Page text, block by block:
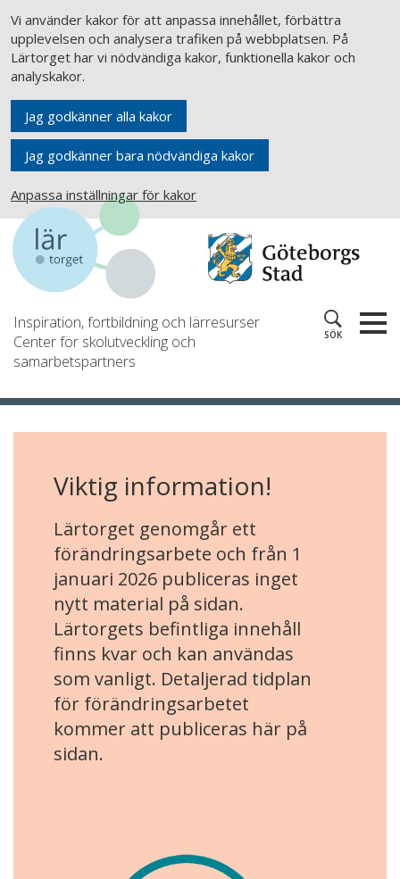
Vi använder kakor för att anpassa innehållet, förbättra
upplevelsen och analysera trafiken på webbplatsen. På
Lärtorget har vi nödvändiga kakor, funktionella kakor och
analyskakor.
Jag godkänner alla kakor
Jag godkänner bara nödvändiga kakor
Anpassa inställningar för kakor
Inspiration, fortbildning och lärresurser
Center för skolutveckling och
samarbetspartners
SÖK
Viktig information!
Lärtorget genomgår ett
förändringsarbete och från 1
januari 2026 publiceras inget
nytt material på sidan.
Lärtorgets befintliga innehåll
finns kvar och kan användas
som vanligt. Detaljerad tidplan
för förändringsarbetet
kommer att publiceras här på
sidan.